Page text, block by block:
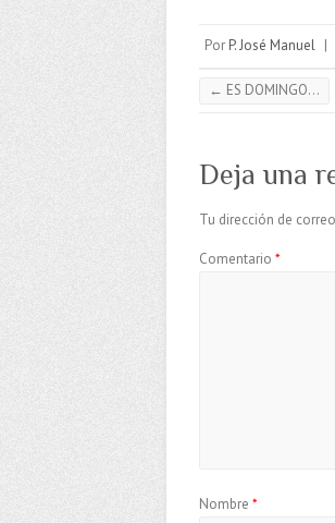
Por P. José Manuel |
← ES DOMINGO…
Deja una
Tu dirección de
Comentario *
Nombre *